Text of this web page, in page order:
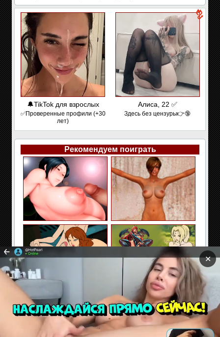
🔔TikTok для взрослых
✅Проверенные профили (+30
лет)
Алиса, 22 ✅
Здесь без цензуры👉🔞
Рекомендуем поиграть
Сайт содержит материалы предназначенные только
для взрослых. Находясь на сайте Вы подтверждаете,
что Вам 18 лет и более. Если Вам нет 18 лет покиньте
✕